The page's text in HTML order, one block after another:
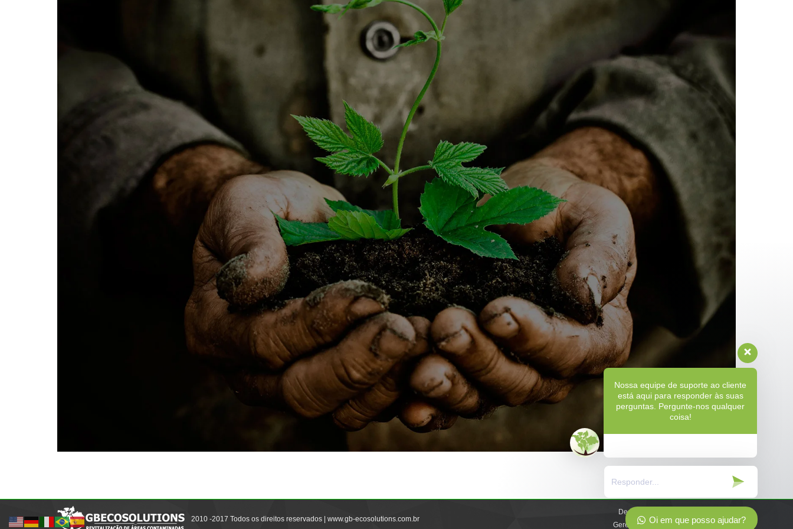
2010 -2017 Todos os direitos reservados | www.gb-ecosolutions.com.br
Desenvolvido e
Gerenciado pela:
Nossa equipe de suporte ao cliente
está aqui para responder às suas
perguntas. Pergunte-nos qualquer
coisa!
Oi em que posso ajudar?